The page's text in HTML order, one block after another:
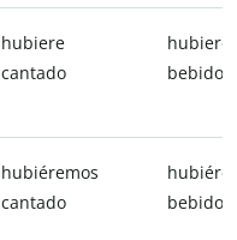
hubiere
cantado
hubiere
bebido
hubiéremos
cantado
bebido